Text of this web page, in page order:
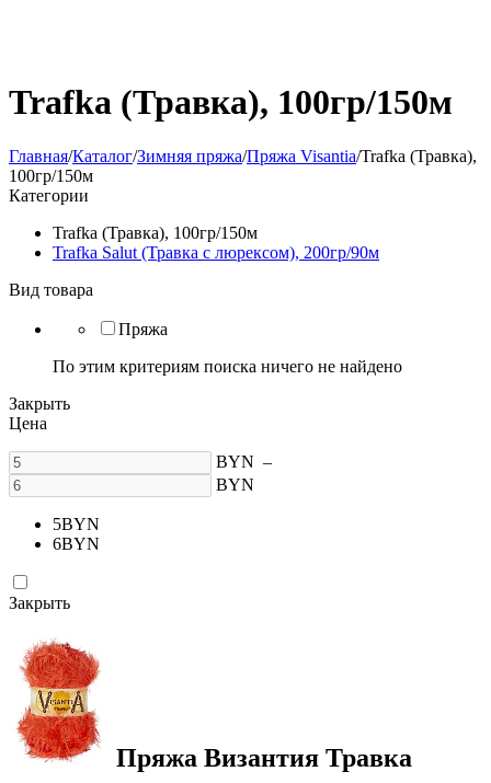
Trafka (Травка), 100гр/150м
Главная/Каталог/Зимняя пряжа/Пряжа Visantia/Trafka (Травка),
100гр/150м
Категории
Trafka (Травка), 100гр/150м
Trafka Salut (Травка с люрексом), 200гр/90м
Вид товара
Пряжа
По этим критериям поиска ничего не найдено
Закрыть
Цена
BYN –
BYN
5BYN
6BYN
Закрыть
Пряжа Византия Травка